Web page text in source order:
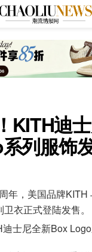
KITH迪
列服饰
年，美国品牌KITH
衣正式登陆发售。